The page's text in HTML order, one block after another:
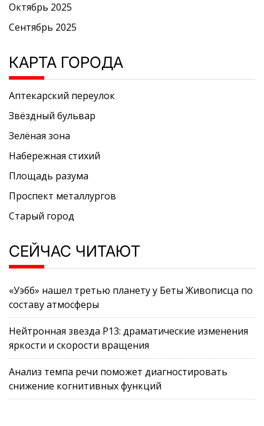
Октябрь 2025
Сентябрь 2025
КАРТА ГОРОДА
Аптекарский переулок
Звёздный бульвар
Зелёная зона
Набережная стихий
Площадь разума
Проспект металлургов
Старый город
СЕЙЧАС ЧИТАЮТ
«Уэбб» нашел третью планету у Беты Живописца по
составу атмосферы
Нейтронная звезда P13: драматические изменения
яркости и скорости вращения
Анализ темпа речи поможет диагностировать
снижение когнитивных функций